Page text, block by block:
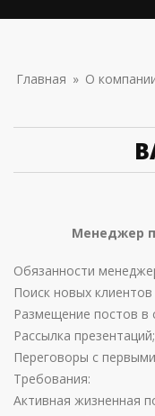
ВЫ ЗДЕСЬ
Главная » О
Менеджер
Обязанности
Поиск новых
Размещение постов в
Рассылка презентаций;
Переговоры с
Требования:
Активная жизненная